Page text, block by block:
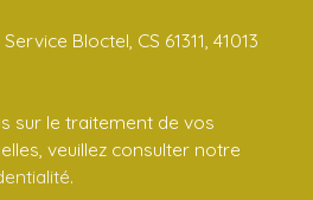
Bloctel, CS 61311, 41013
sur le traitement de vos
veuillez consulter notre
.